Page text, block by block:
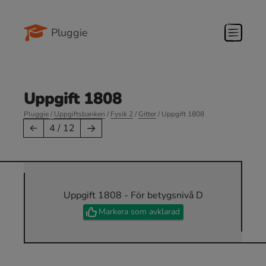
Pluggie
Uppgift 1808
Pluggie/Uppgiftsbanken /Fysik 2/Gitter/ Uppgift 1808
← 4 / 12 →
Uppgift 1808 - För betygsnivå D
Markera som avklarad